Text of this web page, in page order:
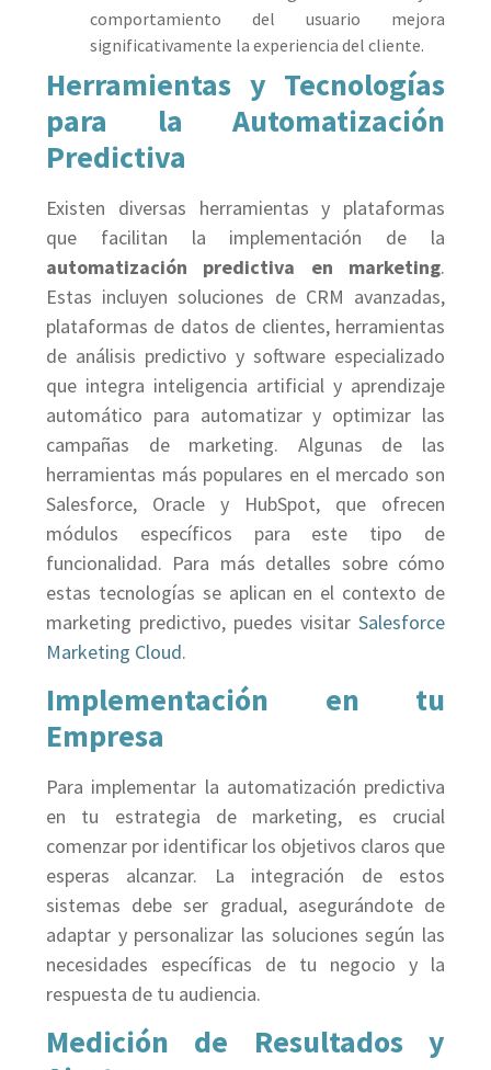
comportamiento del usuario mejora
significativamente la experiencia del cliente.
Herramientas y Tecnologías
para la Automatización
Predictiva
Existen diversas herramientas y plataformas
que facilitan la implementación de la
automatización predictiva en marketing.
Estas incluyen soluciones de CRM avanzadas,
plataformas de datos de clientes, herramientas
de análisis predictivo y software especializado
que integra inteligencia artificial y aprendizaje
automático para automatizar y optimizar las
campañas de marketing. Algunas de las
herramientas más populares en el mercado son
Salesforce, Oracle y HubSpot, que ofrecen
módulos específicos para este tipo de
funcionalidad. Para más detalles sobre cómo
estas tecnologías se aplican en el contexto de
marketing predictivo, puedes visitar Salesforce
Marketing Cloud.
Implementación en tu
Empresa
Para implementar la automatización predictiva
en tu estrategia de marketing, es crucial
comenzar por identificar los objetivos claros que
esperas alcanzar. La integración de estos
sistemas debe ser gradual, asegurándote de
adaptar y personalizar las soluciones según las
necesidades específicas de tu negocio y la
respuesta de tu audiencia.
Medición de Resultados y